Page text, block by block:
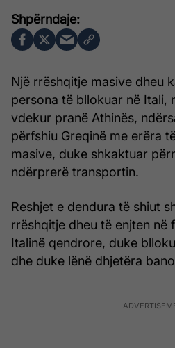
Një rrëshqitje masive dheu
persona të bllokuar në Itali,
vdekur pranë Athinës,
përfshiu Greqinë me erëra
masive, duke shkaktuar
ndërprerë transportin.
Reshjet e dendura të shiut
rrëshqitje dheu të enjten në
Italinë qendrore, duke
dhe duke lënë dhjetëra